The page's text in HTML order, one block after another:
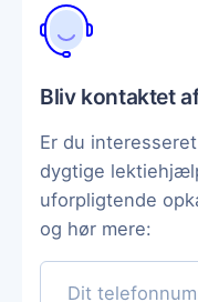
Bliv kontaktet
Er du
dygtige
uforpligtende
og hør mere: